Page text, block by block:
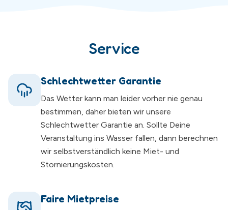
Service
Schlechtwetter Garantie
Das Wetter kann man leider vorher nie genau
bestimmen, daher bieten wir unsere
Schlechtwetter Garantie an. Sollte Deine
Veranstaltung ins Wasser fallen, dann berechnen
wir selbstverständlich keine Miet- und
Stornierungskosten.
Faire Mietpreise